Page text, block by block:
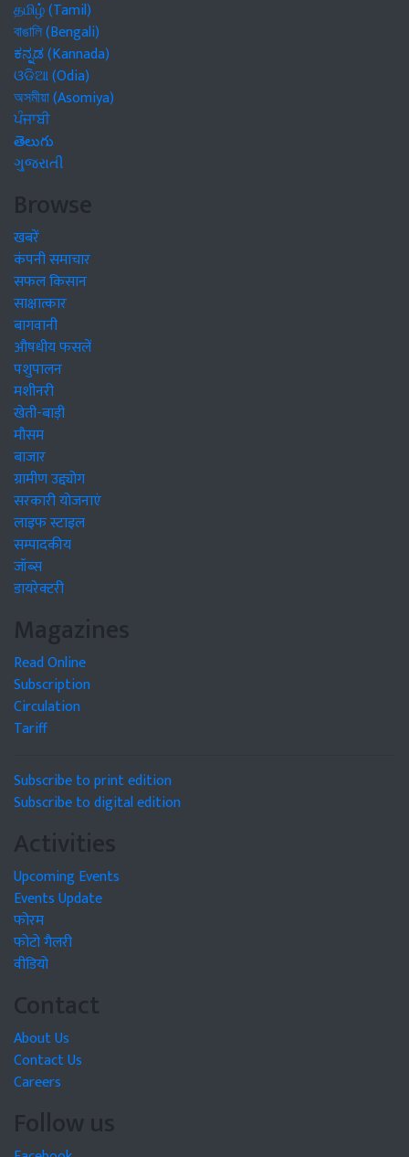
தமிழ் (Tamil)
বাঙালি (Bengali)
ಕನ್ನಡ (Kannada)
ଓଡିଆ (Odia)
অসমীয়া (Asomiya)
ਪੰਜਾਬੀ
తెలుగు
ગુજરાતી
Browse
खबरें
कंपनी समाचार
सफल किसान
साक्षात्कार
बागवानी
औषधीय फसलें
पशुपालन
मशीनरी
खेती-बाड़ी
मौसम
बाजार
ग्रामीण उद्द्योग
सरकारी योजनाएं
लाइफ स्टाइल
सम्पादकीय
जॉब्स
डायरेक्टरी
Magazines
Read Online
Subscription
Circulation
Tariff
Subscribe to print edition
Subscribe to digital edition
Activities
Upcoming Events
Events Update
फोरम
फोटो गैलरी
वीडियो
Contact
About Us
Contact Us
Careers
Follow us